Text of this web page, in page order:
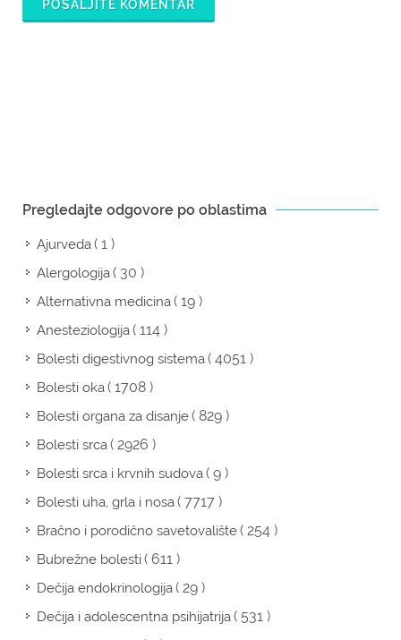
POŠALJITE KOMENTAR
Pregledajte odgovore po oblastima
Ajurveda( 1 )
Alergologija( 30 )
Alternativna medicina( 19 )
Anesteziologija( 114 )
Bolesti digestivnog sistema( 4051 )
Bolesti oka( 1708 )
Bolesti organa za disanje( 829 )
Bolesti srca( 2926 )
Bolesti srca i krvnih sudova( 9 )
Bolesti uha, grla i nosa( 7717 )
Bračno i porodično savetovalište( 254 )
Bubrežne bolesti( 611 )
Dečija endokrinologija( 29 )
Dečija i adolescentna psihijatrija( 531 )